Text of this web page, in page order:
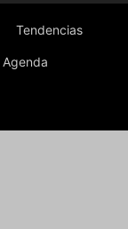
Tendencias
Agenda